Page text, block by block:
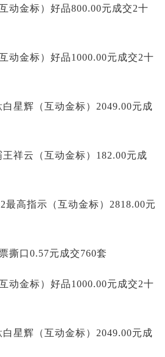
动金标）好品800.00元成交2十
动金标）好品1000.00元成交2十
星辉（互动金标）2049.00元成
祥云（互动金标）182.00元成
最高指示（互动金标）2818.00元
撕口0.57元成交760套
动金标）好品1000.00元成交2十
星辉（互动金标）2049.00元成